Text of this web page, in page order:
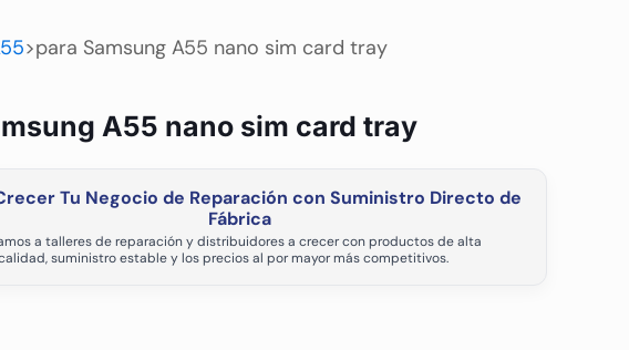
>para Samsung A55 nano sim card tray
A55 nano sim card tray
Tu Negocio de Reparación con Suministro Directo de
Fábrica
a talleres de reparación y distribuidores a crecer con productos de alta
suministro estable y los precios al por mayor más competitivos.